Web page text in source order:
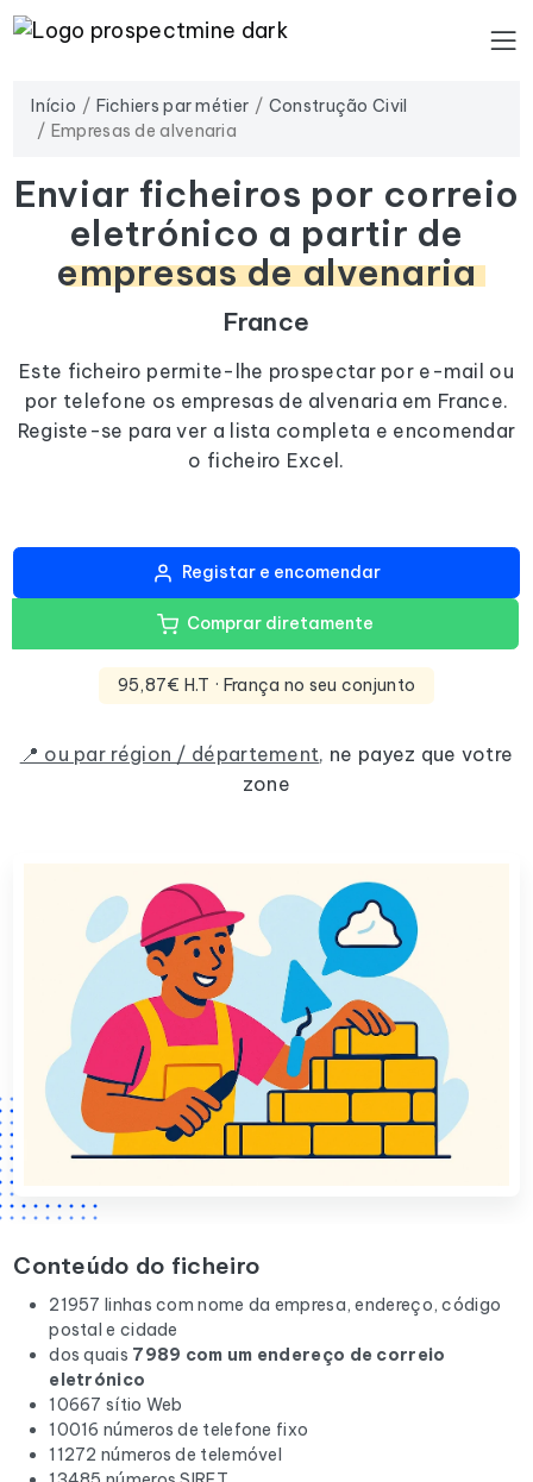
Início Fichiers par métier
Construção Civil
Empresas de alvenaria
Enviar ficheiros por correio
eletrónico a partir de
empresas de alvenaria
France
Este ficheiro permite-lhe prospectar por e-mail ou
por telefone os empresas de alvenaria em France.
Registe-se para ver a lista completa e encomendar
o ficheiro Excel.
Registar e encomendar
Comprar diretamente
95,87€ H.T · França no seu conjunto
📍 ou par région / département, ne payez que votre
zone
Conteúdo do ficheiro
21957 linhas com nome da empresa, endereço, código
postal e cidade
dos quais 7989 com um endereço de correio
eletrónico
10667 sítio Web
10016 números de telefone fixo
11272 números de telemóvel